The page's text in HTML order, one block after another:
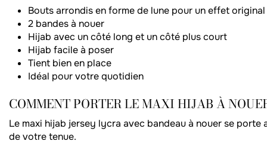
Bouts arrondis en forme de lune pour un effet
2 bandes à nouer
Hijab avec un côté long et un côté plus court
Hijab facile à poser
Tient bien en place
Idéal pour votre quotidien
COMMENT PORTER LE MAXI HIJAB À
Le maxi hijab jersey lycra avec bandeau à nouer se
de votre tenue.